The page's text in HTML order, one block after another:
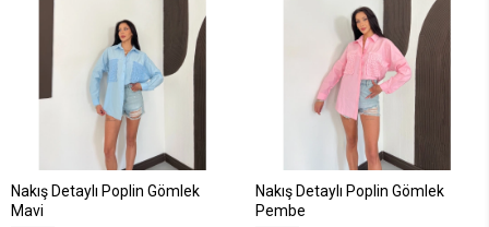
Nakış Detaylı Poplin Gömlek
Mavi
Nakış Detaylı Poplin Gömlek
Pembe